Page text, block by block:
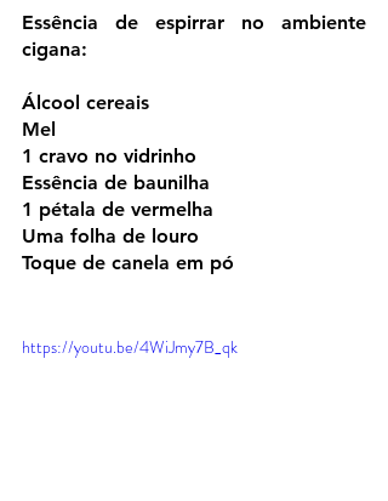
Essência de espirrar no ambiente
cigana:
Álcool cereais
Mel
1 cravo no vidrinho
Essência de baunilha
1 pétala de vermelha
Uma folha de louro
Toque de canela em pó
https://youtu.be/4WiJmy7B_qk